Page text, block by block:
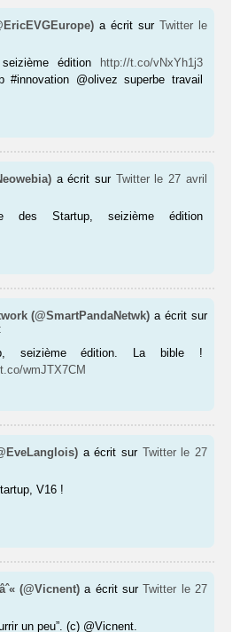
a écrit sur Twitter
le
édition
http://t.co/vNxYh1j3
#innovation @olivez superbe travail
a écrit sur Twitter le 27 avril
des Startup, seizième édition
(@SmartPandaNetwk) a écrit sur
:
seizième édition. La bible !
wmJTX7CM
a écrit sur Twitter le 27
V16 !
(@Vicnent) a écrit surTwitter le 27
un peu”. (c) @Vicnent.